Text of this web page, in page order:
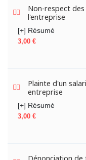
Non-respect
l'entreprise
[+] Résumé
Prix
3,00 €
Plainte d'un
entreprise
[+] Résumé
Prix
3,00 €